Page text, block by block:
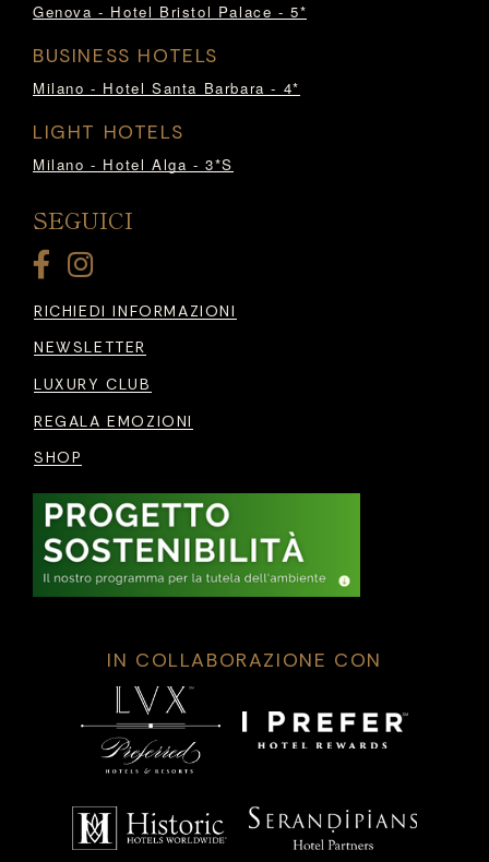
Genova - Hotel Bristol Palace - 5*
BUSINESS HOTELS
Milano - Hotel Santa Barbara - 4*
LIGHT HOTELS
Milano - Hotel Alga - 3*S
SEGUICI
RICHIEDI INFORMAZIONI
NEWSLETTER
LUXURY CLUB
REGALA EMOZIONI
SHOP
IN COLLABORAZIONE CON